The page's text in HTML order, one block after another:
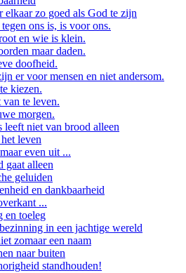
zo goed als God te zijn
ons is, is voor ons.
en wie is klein.
maar daden.
doofheid.
er voor mensen en niet andersom.
kiezen.
te leven.
morgen.
leeft niet van brood alleen
leven
even uit ...
gaat alleen
geluiden
en dankbaarheid
...
en toeleg
in een jachtige wereld
zomaar een naam
naar buiten
standhouden!